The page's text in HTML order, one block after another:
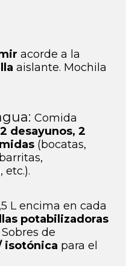
acorde a la
aislante. Mochila
Comida
2 desayunos, 2
(bocatas,
etc.).
L encima en cada
potabilizadoras
Sobres de
isotónica para el